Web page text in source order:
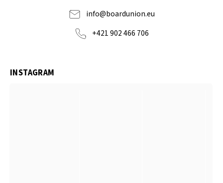
info@boardunion.eu
+421 902 466 706
INSTAGRAM